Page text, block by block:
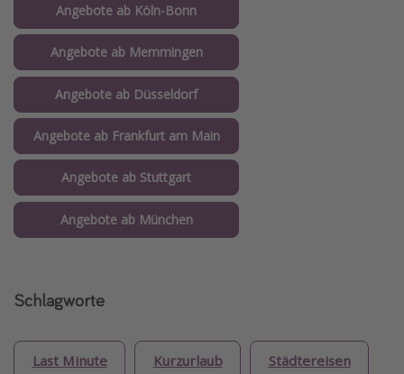
Angebote ab Köln-Bonn
Angebote ab Memmingen
Angebote ab Düsseldorf
Angebote ab Frankfurt am Main
Angebote ab Stuttgart
Angebote ab München
Schlagworte
Last Minute Kurzurlaub Städtereisen